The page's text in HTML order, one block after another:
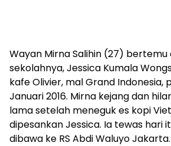
Wayan Mirna Salihin (27)
sekolahnya, Jessica Kumala
kafe Olivier, mal Grand Indonesia,
Januari 2016. Mirna kejang dan
lama setelah meneguk es kopi
dipesankan Jessica. Ia tewas hari
dibawa ke RS Abdi Waluyo Jakarta.